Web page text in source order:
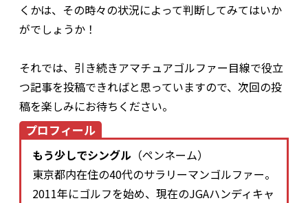
くかは、その時々の状況によって判断してみてはいか
がでしょうか！
それでは、引き続きアマチュアゴルファー目線で役立
つ記事を投稿できればと思っていますので、次回の投
稿を楽しみにお待ちください。
プロフィール
もう少しでシングル （ペンネーム）
東京都内在住の40代のサラリーマンゴルファー。
2011年にゴルフを始め、現在のJGAハンディキャ